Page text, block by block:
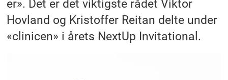
er». Det er det viktigste rådet Viktor
Hovland og Kristoffer Reitan delte under
«clinicen» i årets NextUp Invitational.